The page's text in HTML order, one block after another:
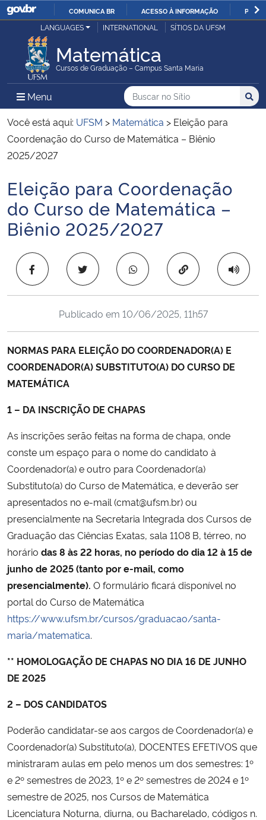
IR
O
COMUNICA BR ACESSO À INFORMAÇÃO
Ministério da Justiça e Segurança Pública
Ministério da Defesa
Ministério das Relações Exteriores
Ministério da Economia
Ministério da Infraestrutura
Ministério da Agricultura, Pecuária e Abastecimento
Ministério da Cidadania
Ministério da Ciência, Tecnologia, Inovações e Comunicações
Ministério do Meio Ambiente
Ministério do Turismo
Ministério do Desenvolvimento Regional
Ministério da Mulher, da Família e dos Direitos Humanos
Secretaria-Geral
Secretaria de Governo
Gabinete de Segurança Institucional
Advocacia-Geral da União
Banco Central do Brasil
LANGUAGES INTERNATIONAL SÍTIOS DA UFSM
Matemática
Cursos de Graduação – Campus Santa Maria
Menu Menu Principal do Sítio
Busca
Buscar no no Sítio
Busca:
Você está aqui: UFSM > Matemática > Eleição para
Coordenação do Curso de Matemática – Biênio
2025/2027
Início do conteúdo
Eleição para Coordenação
do Curso de Matemática –
Biênio 2025/2027
Copiar para área
Publicado em 10/06/2025, 11h57
NORMAS PARA ELEIÇÃO DO COORDENADOR(A) E
COORDENADOR(A) SUBSTITUTO(A) DO CURSO DE
MATEMÁTICA
1 – DA INSCRIÇÃO DE CHAPAS
As inscrições serão feitas na forma de chapa, onde
conste um espaço para o nome do candidato à
Coordenador(a) e outro para Coordenador(a)
Substituto(a) do Curso de Matemática, e deverão ser
apresentados no e-mail (cmat@ufsm.br) ou
presencialmente na Secretaria Integrada dos Cursos de
Graduação das Ciências Exatas, sala 1108 B, térreo, no
horário das 8 às 22 horas, no períododo dia12 à 15 de
junho de 2025 (tanto por e-mail, como
presencialmente). O formulário ficará disponível no
portal do Curso de Matemática
https://www.ufsm.br/cursos/graduacao/santa-
maria/matematica.
** HOMOLOGAÇÃO DE CHAPAS NO DIA 16 DE JUNHO
DE 2025
2 – DOS CANDIDATOS
Poderão candidatar-se aos cargos de Coordenador(a) e
Coordenador(a) Substituto(a), DOCENTES EFETIVOS que
ministraram aulas em pelo menos um dos semestres: 1º
e 2º semestres de 2023, 1º e 2º semestres de 2024 e 1º
semestre de 2025, nos Cursos de Matemática
Licenciatura Noturna, diurna, ou Bacharelado, códigos n.